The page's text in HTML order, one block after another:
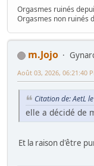
Orgasmes ruinés
Orgasmes non ruinés
m.Jojo
Août 03, 2026, 06:21:40
Citation de: AetL
elle a décidé de
Et la raison d'être